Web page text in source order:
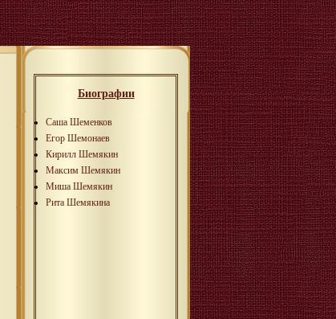
Биографии
Саша Шеменков
Егор Шемонаев
Кирилл Шемякин
Максим Шемякин
Миша Шемякин
Рита Шемякина